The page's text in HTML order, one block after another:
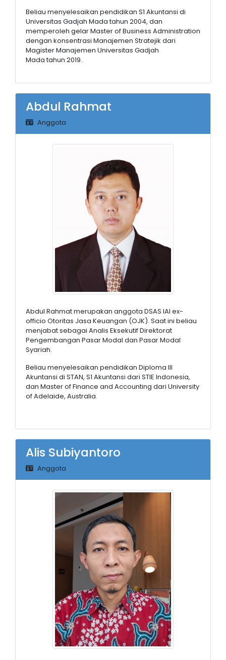
Beliau menyelesaikan pendidikan S1 Akuntansi di
Universitas Gadjah Mada tahun 2004, dan
memperoleh gelar Master of Business Administration
dengan konsentrasi Manajemen Stratejik dari
Magister Manajemen Universitas Gadjah
Mada tahun 2019.
Abdul Rahmat
Anggota
Abdul Rahmat merupakan anggota DSAS IAI ex-
officio Otoritas Jasa Keuangan (OJK). Saat ini beliau
menjabat sebagai Analis Eksekutif Direktorat
Pengembangan Pasar Modal dan Pasar Modal
Syariah.
Beliau menyelesaikan pendidikan Diploma III
Akuntansi di STAN, S1 Akuntansi dari STIE Indonesia,
dan Master of Finance and Accounting dari University
of Adelaide, Australia.
Alis Subiyantoro
Anggota